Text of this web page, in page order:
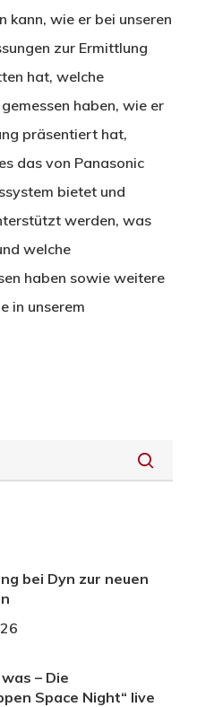
kann, wie er bei unseren
zur Ermittlung
hat, welche
haben, wie er
präsentiert hat,
das von Panasonic
bietet und
werden, was
welche
haben sowie weitere
in unserem
bei Dyn zur neuen
– Die
Space Night“ live